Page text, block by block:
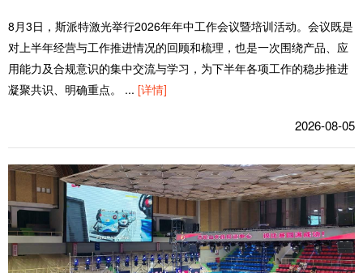
8月3日，斯派特激光举行2026年年中工作会议暨培训活动。会议既是
对上半年经营与工作推进情况的回顾和梳理，也是一次围绕产品、应
用能力及合规意识的集中交流与学习，为下半年各项工作的稳步推进
凝聚共识、明确重点。 ... [详情]
2026-08-05